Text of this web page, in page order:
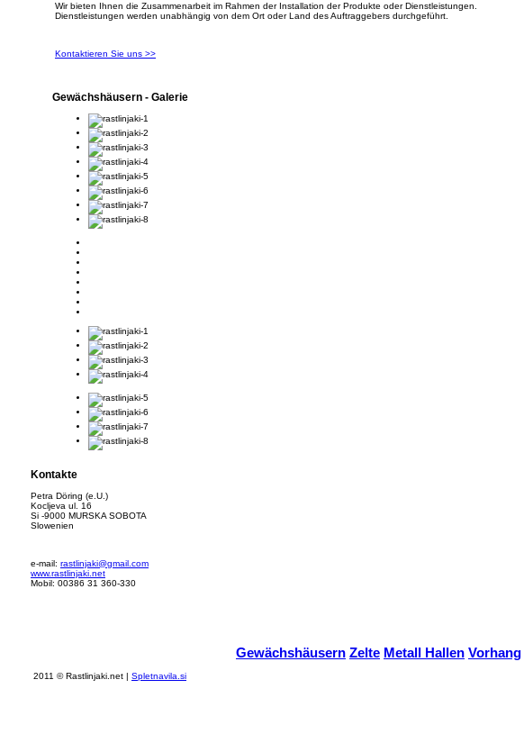
Wir bieten Ihnen die Zusammenarbeit im Rahmen der Installation der Produkte oder Dienstleistungen.
Dienstleistungen werden unabhängig von dem Ort oder Land des Auftraggebers durchgeführt.
Kontaktieren Sie uns >>
Gewächshäusern - Galerie
Kontakte
Petra Döring (e.U.)
Kocljeva ul. 16
Si -9000 MURSKA SOBOTA
Slowenien
e-mail: rastlinjaki@gmail.com
www.rastlinjaki.net
Mobil: 00386 31 360-330
Gewächshäusern Zelte Metall Hallen Vorhang
2011 © Rastlinjaki.net | Spletnavila.si